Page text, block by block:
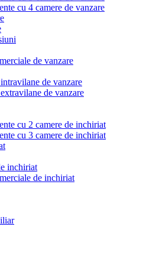
cu 4 camere de vanzare
de vanzare
de vanzare
de vanzare
cu 2 camere de inchiriat
cu 3 camere de inchiriat
inchiriat
de inchiriat